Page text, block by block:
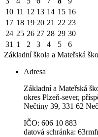
10 11 12 13 14 15 16
17 18 19 20 21 22 23
24 25 26 27 28 29 30
31 1 2 3 4 5
6
Základní škola a Mateřská
Adresa
Základní a Mateřská
okres Plzeň-sever,
Nečtiny 39, 331 62
IČO: 606 10 883
datová schránka: